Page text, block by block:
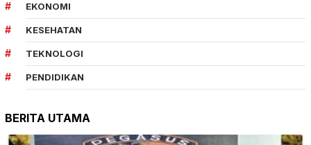
EKONOMI
KESEHATAN
TEKNOLOGI
PENDIDIKAN
BERITA UTAMA